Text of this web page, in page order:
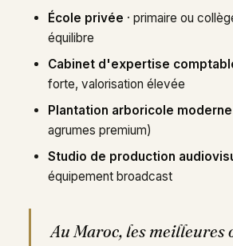
École privée · primaire ou
équilibre
Cabinet d'expertise
forte, valorisation élevée
Plantation arboricole moderne
agrumes premium)
Studio de production
équipement broadcast
Au Maroc, les meilleures